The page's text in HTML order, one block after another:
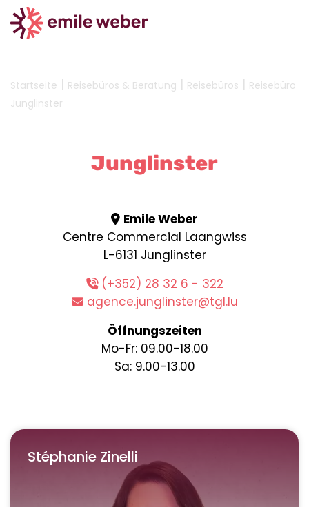
Startseite | Reisebüros & Beratung | Reisebüros | Reisebüro
Junglinster
Junglinster
Emile Weber
Centre Commercial Laangwiss
L-6131 Junglinster
(+352) 28 32 6 - 322
agence.junglinster@tgl.lu
Öffnungszeiten
Mo-Fr: 09.00-18.00
Sa: 9.00-13.00
Stéphanie Zinelli